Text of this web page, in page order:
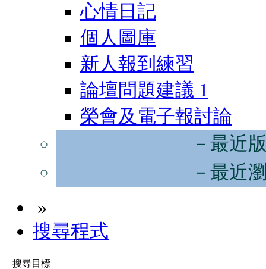
心情日記
個人圖庫
新人報到練習
論壇問題建議 1
榮會及電子報討論
－最近
－最近
»
搜尋程式
搜尋目標